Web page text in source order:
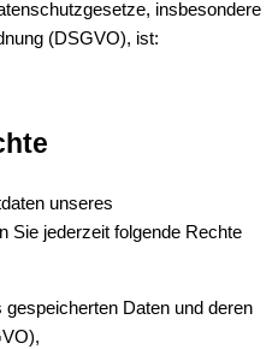
insbesondere
(DSGVO), ist:
unseres
Sie jederzeit folgende Rechte
Daten und deren